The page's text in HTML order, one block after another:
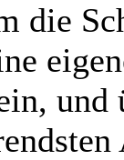
die
und